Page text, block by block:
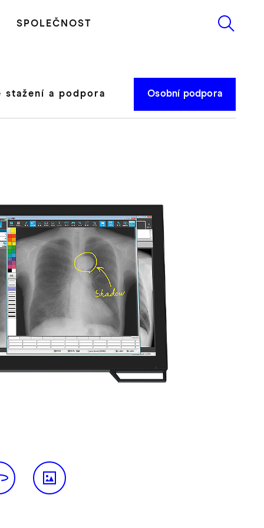
SPOLEČNOST
stažení a podpora Osobní podpora